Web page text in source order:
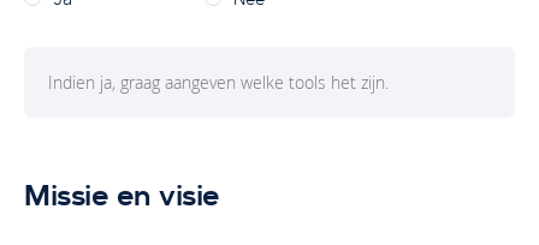
Missie en visie